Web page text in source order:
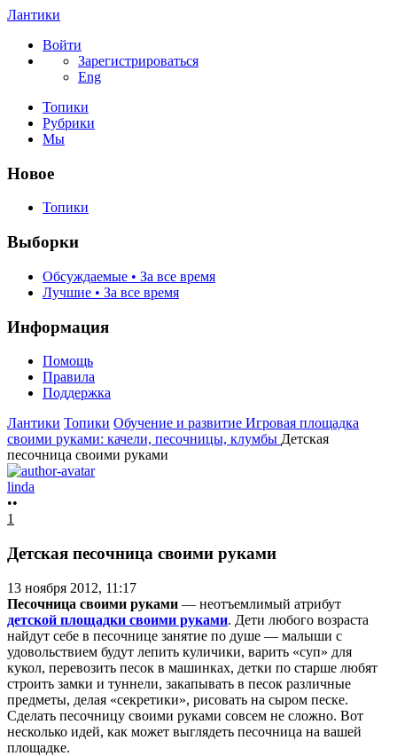
Лантики
Войти
Зарегистрироваться
Eng
Топики
Рубрики
Мы
Новое
Топики
Выборки
Обсуждаемые • За все время
Лучшие • За все время
Информация
Помощь
Правила
Поддержка
Лантики Топики Обучение и развитие Игровая площадка
своими руками: качели, песочницы, клумбы Детская
песочница своими руками
linda
••
1
Детская песочница своими руками
13 ноября 2012, 11:17
Песочница своими руками — неотъемлимый атрибут
детской площадки своими руками. Дети любого возраста
найдут себе в песочнице занятие по душе — малыши с
удовольствием будут лепить куличики, варить «суп» для
кукол, перевозить песок в машинках, детки по старше любят
строить замки и туннели, закапывать в песок различные
предметы, делая «секретики», рисовать на сыром песке.
Сделать песочницу своими руками совсем не сложно. Вот
несколько идей, как может выглядеть песочница на вашей
площадке.